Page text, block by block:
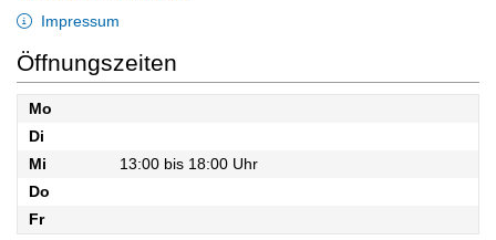
Impressum
Öffnungszeiten
Mo
Di
Mi
13:00 bis 18:00 Uhr
Do
Fr